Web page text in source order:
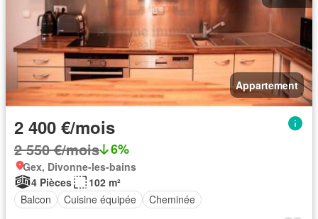
Appartement
2 400 €/mois
2 550 €/mois 6%
Gex, Divonne-les-bains
4 Pièces
102 m²
Balcon
Cuisine équipée Cheminée